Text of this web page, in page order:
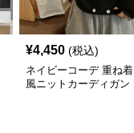
¥4,450 (税込)
ネイビーコーデ 重ね着
風ニットカーディガン